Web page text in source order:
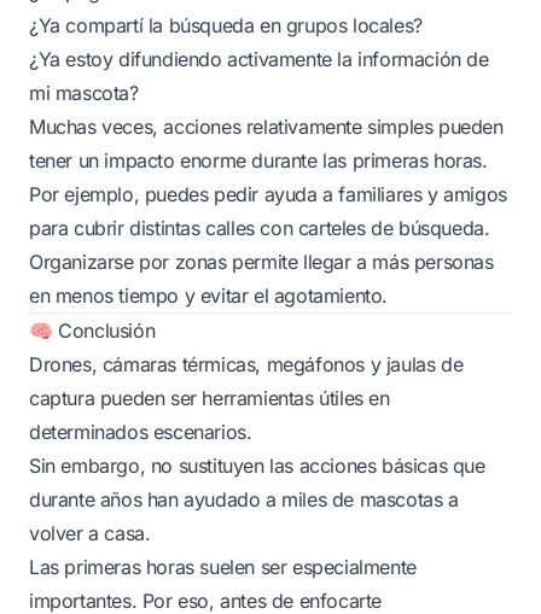
¿Ya compartí la búsqueda en grupos locales?
¿Ya estoy difundiendo activamente la información de
mi mascota?
Muchas veces, acciones relativamente simples pueden
tener un impacto enorme durante las primeras horas.
Por ejemplo, puedes pedir ayuda a familiares y amigos
para cubrir distintas calles con carteles de búsqueda.
Organizarse por zonas permite llegar a más personas
en menos tiempo y evitar el agotamiento.
🧠 Conclusión
Drones, cámaras térmicas, megáfonos y jaulas de
captura pueden ser herramientas útiles en
determinados escenarios.
Sin embargo, no sustituyen las acciones básicas que
durante años han ayudado a miles de mascotas a
volver a casa.
Las primeras horas suelen ser especialmente
importantes. Por eso, antes de enfocarte